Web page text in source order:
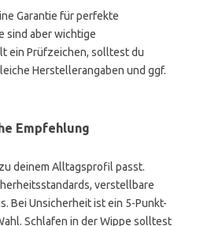
Garantie für perfekte
sind aber wichtige
ein Prüfzeichen, solltest du
Herstellerangaben und ggf.
Empfehlung
deinem Alltagsprofil passt.
verstellbare
Bei Unsicherheit ist ein 5-Punkt-
Schlafen in der Wippe solltest